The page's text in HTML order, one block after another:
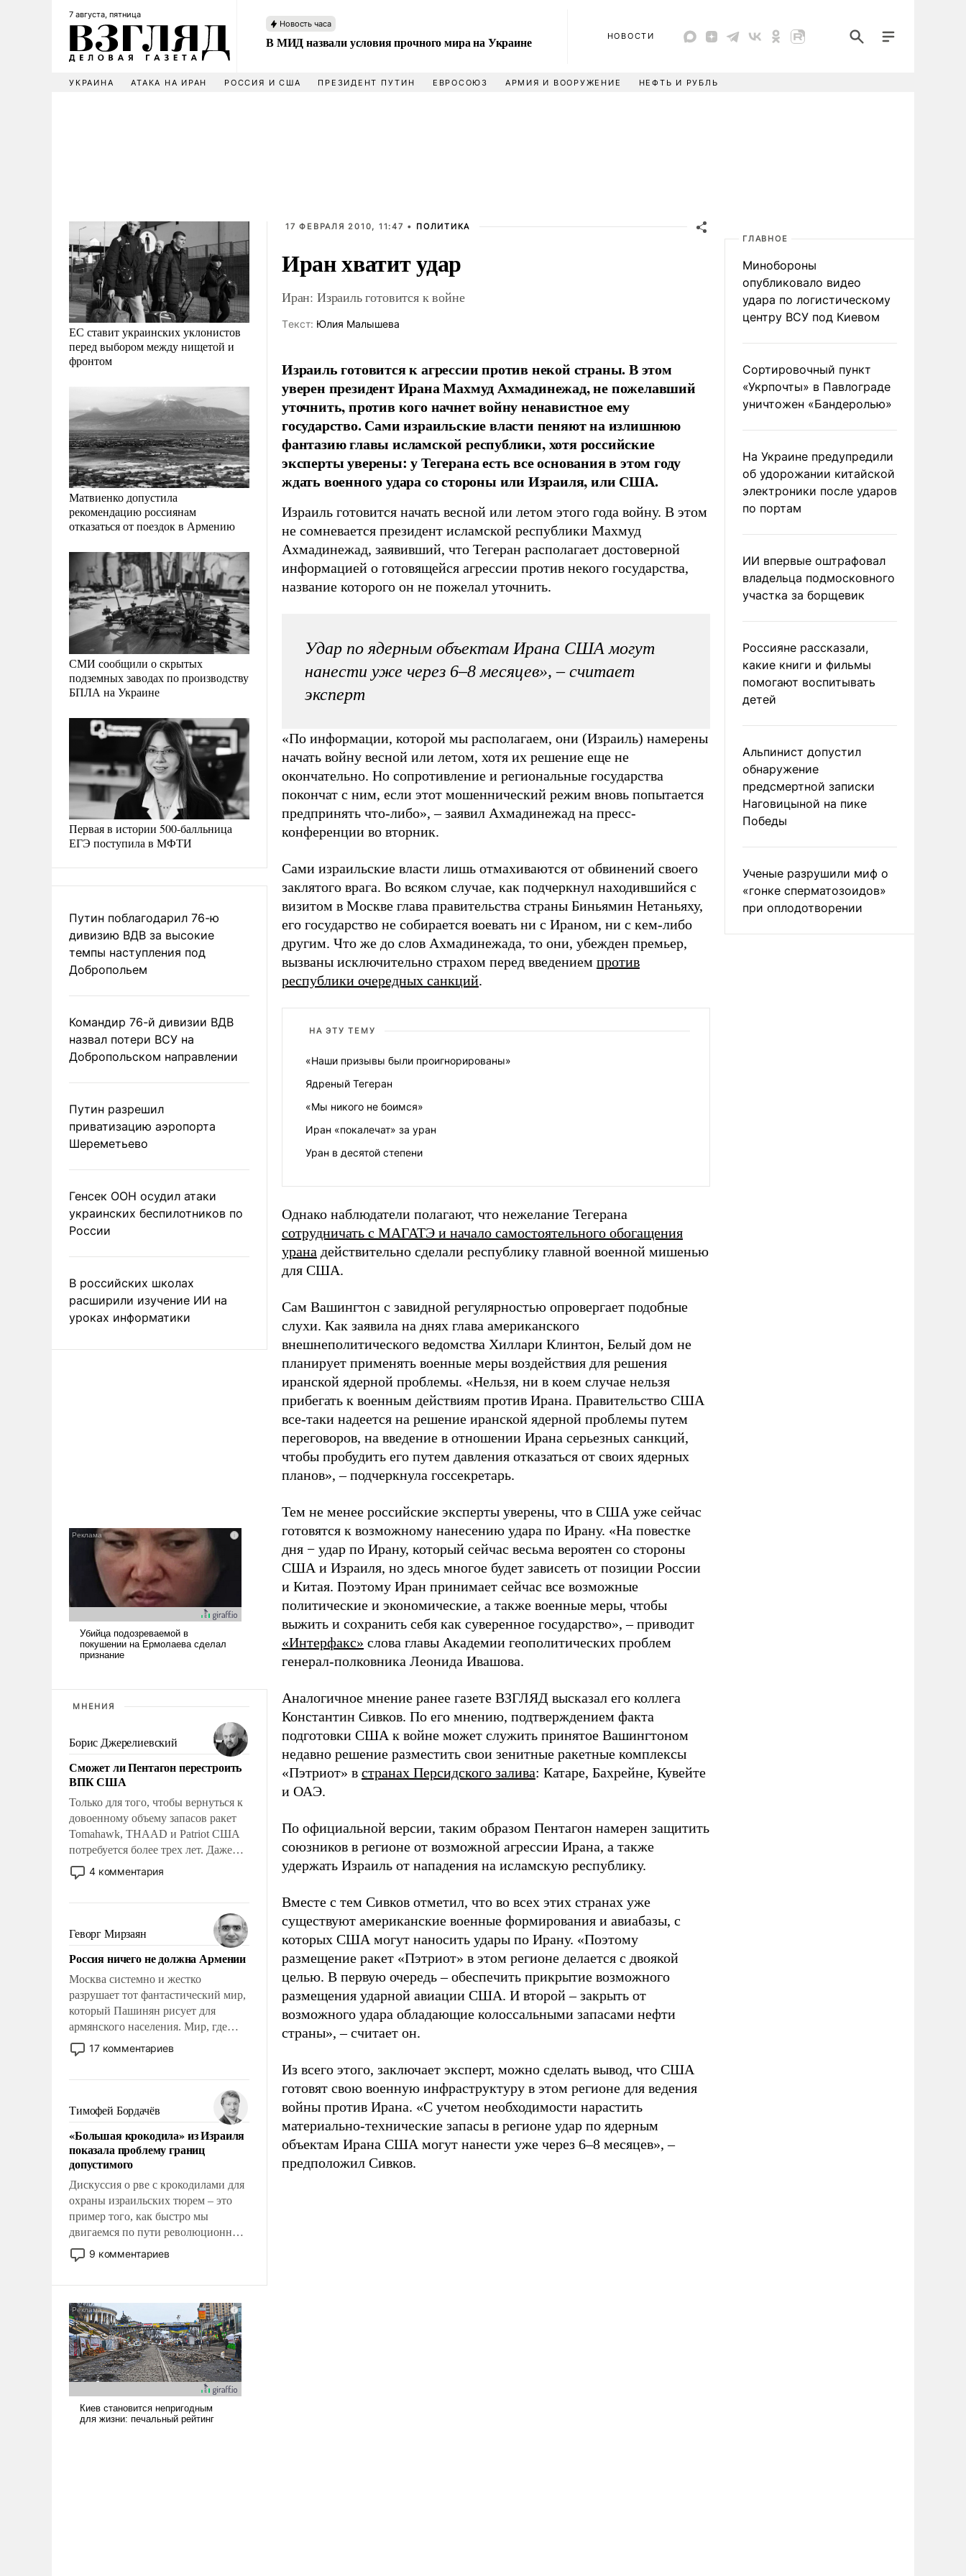
7 августа, пятница
Новость часа
В МИД назвали условия прочного мира на Украине НОВОСТИ
УКРАИНА АТАКА НА ИРАН РОССИЯ И США ПРЕЗИДЕНТ ПУТИН ЕВРОСОЮЗ АРМИЯ И ВООРУЖЕНИЕ НЕФТЬ И РУБЛЬ
ЕС ставит украинских уклонистов
перед выбором между нищетой и
фронтом
Матвиенко допустила
рекомендацию россиянам
отказаться от поездок в Армению
СМИ сообщили о скрытых
подземных заводах по производству
БПЛА на Украине
Первая в истории 500-балльница
ЕГЭ поступила в МФТИ
Путин поблагодарил 76-ю
дивизию ВДВ за высокие
темпы наступления под
Добропольем
Командир 76-й дивизии ВДВ
назвал потери ВСУ на
Добропольском направлении
Путин разрешил
приватизацию аэропорта
Шереметьево
Генсек ООН осудил атаки
украинских беспилотников по
России
В российских школах
расширили изучение ИИ на
уроках информатики
МНЕНИЯ
Борис Джерелиевский
Сможет ли Пентагон перестроить
ВПК США
Только для того, чтобы вернуться к
довоенному объему запасов ракет
Tomahawk, THAAD и Patriot США
потребуется более трех лет. Даже
небольшая война с Ираном
опустошила американские
уязвимости США, например, перед
Китаем.
4 комментария
Геворг Мирзаян
Россия ничего не должна Армении
Москва системно и жестко
разрушает тот фантастический мир,
который Пашинян рисует для
армянского населения. Мир, где
политические прожекты будут
безусловно оплачиваться за счет
где Еревану за свои поступки не
нужно отвечать.
17 комментариев
Тимофей Бордачёв
«Большая крокодила» из Израиля
показала проблему границ
допустимого
Дискуссия о рве с крокодилами для
охраны израильских тюрем – это
пример того, как быстро мы
двигаемся по пути революционных
изменений. То, что несколько лет
назад было образом для
9 комментариев
17 ФЕВРАЛЯ 2010, 11:47 • ПОЛИТИКА
Иран хватит удар
Иран: Израиль готовится к войне
Tекст: Юлия Малышева
Израиль готовится к агрессии против некой страны. В этом
уверен президент Ирана Махмуд Ахмадинежад, не пожелавший
уточнить, против кого начнет войну ненавистное ему
государство. Сами израильские власти пеняют на излишнюю
фантазию главы исламской республики, хотя российские
эксперты уверены: у Тегерана есть все основания в этом году
ждать военного удара со стороны или Израиля, или США.
Израиль готовится начать весной или летом этого года войну. В этом
не сомневается президент исламской республики Махмуд
Ахмадинежад, заявивший, что Тегеран располагает достоверной
информацией о готовящейся агрессии против некого государства,
название которого он не пожелал уточнить.
Удар по ядерным объектам Ирана США могут
нанести уже через 6–8 месяцев», – считает
эксперт
«По информации, которой мы располагаем, они (Израиль) намерены
начать войну весной или летом, хотя их решение еще не
окончательно. Но сопротивление и региональные государства
покончат с ним, если этот мошеннический режим вновь попытается
предпринять что-либо», – заявил Ахмадинежад на пресс-
конференции во вторник.
Сами израильские власти лишь отмахиваются от обвинений своего
заклятого врага. Во всяком случае, как подчеркнул находившийся с
визитом в Москве глава правительства страны Биньямин Нетаньяху,
его государство не собирается воевать ни с Ираном, ни с кем-либо
другим. Что же до слов Ахмадинежада, то они, убежден премьер,
вызваны исключительно страхом перед введением против
республики очередных санкций.
НА ЭТУ ТЕМУ
«Наши призывы были проигнорированы»
Ядреный Тегеран
«Мы никого не боимся»
Иран «покалечат» за уран
Уран в десятой степени
Однако наблюдатели полагают, что нежелание Тегерана
сотрудничать с МАГАТЭ и начало самостоятельного обогащения
урана действительно сделали республику главной военной мишенью
для США.
Сам Вашингтон с завидной регулярностью опровергает подобные
слухи. Как заявила на днях глава американского
внешнеполитического ведомства Хиллари Клинтон, Белый дом не
планирует применять военные меры воздействия для решения
иранской ядерной проблемы. «Нельзя, ни в коем случае нельзя
прибегать к военным действиям против Ирана. Правительство США
все-таки надеется на решение иранской ядерной проблемы путем
переговоров, на введение в отношении Ирана серьезных санкций,
чтобы пробудить его путем давления отказаться от своих ядерных
планов», – подчеркнула госсекретарь.
Тем не менее российские эксперты уверены, что в США уже сейчас
готовятся к возможному нанесению удара по Ирану. «На повестке
дня − удар по Ирану, который сейчас весьма вероятен со стороны
США и Израиля, но здесь многое будет зависеть от позиции России
и Китая. Поэтому Иран принимает сейчас все возможные
политические и экономические, а также военные меры, чтобы
выжить и сохранить себя как суверенное государство», – приводит
«Интерфакс» слова главы Академии геополитических проблем
генерал-полковника Леонида Ивашова.
Аналогичное мнение ранее газете ВЗГЛЯД высказал его коллега
Константин Сивков. По его мнению, подтверждением факта
подготовки США к войне может служить принятое Вашингтоном
недавно решение разместить свои зенитные ракетные комплексы
«Пэтриот» в странах Персидского залива: Катаре, Бахрейне, Кувейте
и ОАЭ.
По официальной версии, таким образом Пентагон намерен защитить
союзников в регионе от возможной агрессии Ирана, а также
удержать Израиль от нападения на исламскую республику.
Вместе с тем Сивков отметил, что во всех этих странах уже
существуют американские военные формирования и авиабазы, с
которых США могут наносить удары по Ирану. «Поэтому
размещение ракет «Пэтриот» в этом регионе делается с двоякой
целью. В первую очередь – обеспечить прикрытие возможного
размещения ударной авиации США. И второй – закрыть от
возможного удара обладающие колоссальными запасами нефти
страны», – считает он.
Из всего этого, заключает эксперт, можно сделать вывод, что США
готовят свою военную инфраструктуру в этом регионе для ведения
войны против Ирана. «С учетом необходимости нарастить
материально-технические запасы в регионе удар по ядерным
объектам Ирана США могут нанести уже через 6–8 месяцев», –
предположил Сивков.
ГЛАВНОЕ
Минобороны
опубликовало видео
удара по логистическому
центру ВСУ под Киевом
Сортировочный пункт
«Укрпочты» в Павлограде
уничтожен «Бандеролью»
На Украине предупредили
об удорожании китайской
электроники после ударов
по портам
ИИ впервые оштрафовал
владельца подмосковного
участка за борщевик
Россияне рассказали,
какие книги и фильмы
помогают воспитывать
детей
Альпинист допустил
обнаружение
предсмертной записки
Наговицыной на пике
Победы
Ученые разрушили миф о
«гонке сперматозоидов»
при оплодотворении